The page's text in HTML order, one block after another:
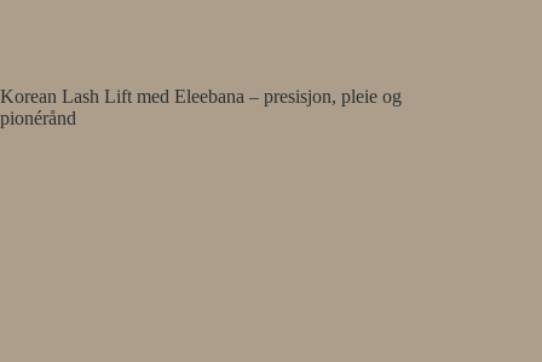
Korean Lash Lift med Eleebana – presisjon, pleie og
pionérånd